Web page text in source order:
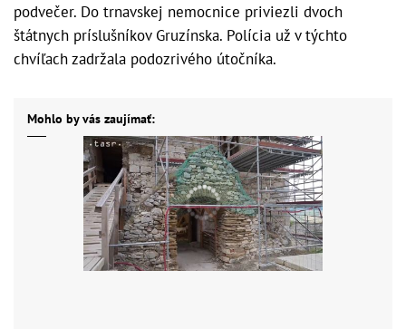
podvečer. Do trnavskej nemocnice priviezli dvoch
štátnych príslušníkov Gruzínska. Polícia už v týchto
chvíľach zadržala podozrivého útočníka.
Mohlo by vás zaujímať: